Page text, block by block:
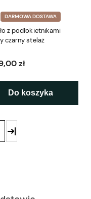
DARMOWA DOSTAWA
z podłokietnikami
czarny stelaż
zł
Do koszyka